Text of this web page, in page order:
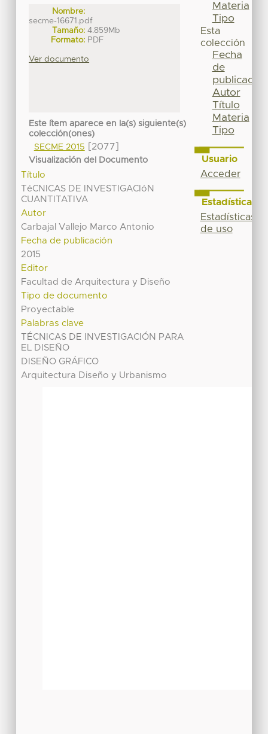
Nombre:
secme-16671.pdf
Tamaño: 4.859Mb
Formato: PDF
Ver documento
Este ítem aparece en la(s) siguiente(s)
colección(ones)
SECME 2015
[2077]
Visualización del Documento
Título
TéCNICAS DE INVESTIGACIóN
CUANTITATIVA
Autor
Carbajal Vallejo Marco Antonio
Fecha de publicación
2015
Editor
Facultad de Arquitectura y Diseño
Tipo de documento
Proyectable
Palabras clave
TÉCNICAS DE INVESTIGACIÓN PARA
EL DISEÑO
DISEÑO GRÁFICO
Arquitectura Diseño y Urbanismo
Materia
Tipo
Esta
colección
Fecha
de
publicación
Autor
Título
Materia
Tipo
Usuario
Acceder
Estadísticas
Estadísticas
de uso